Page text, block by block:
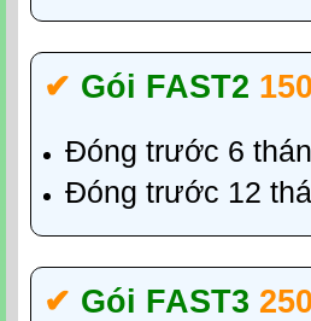
✔‎ Gói FAST2
Đóng trước 6
Đóng trước 12
✔‎ Gói FAST3